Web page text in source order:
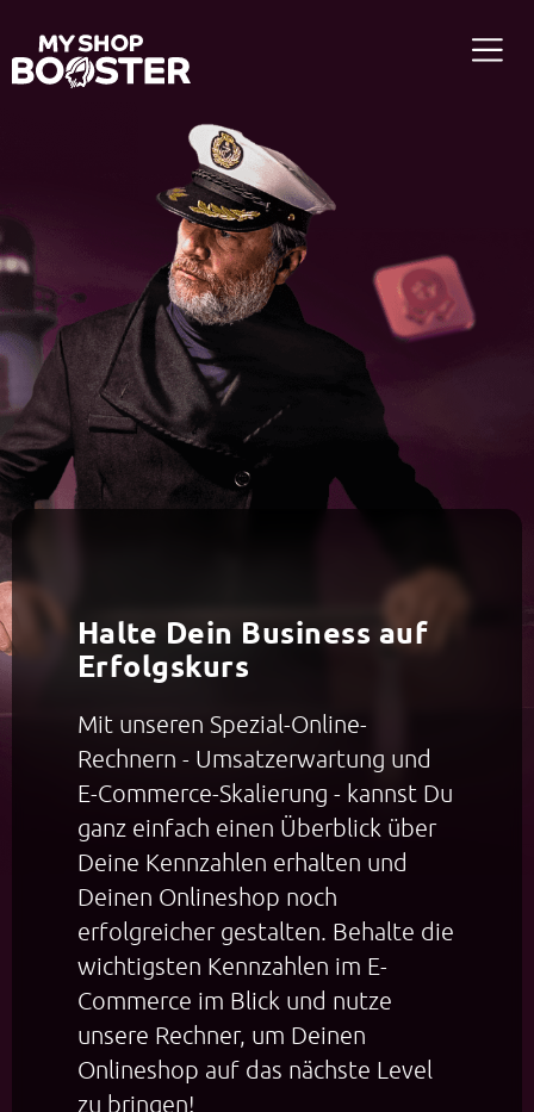
Halte Dein Business auf
Erfolgskurs
Mit unseren Spezial-Online-
Rechnern - Umsatzerwartung und
E-Commerce-Skalierung - kannst Du
ganz einfach einen Überblick über
Deine Kennzahlen erhalten und
Deinen Onlineshop noch
erfolgreicher gestalten. Behalte die
wichtigsten Kennzahlen im E-
Commerce im Blick und nutze
unsere Rechner, um Deinen
Onlineshop auf das nächste Level
zu bringen!